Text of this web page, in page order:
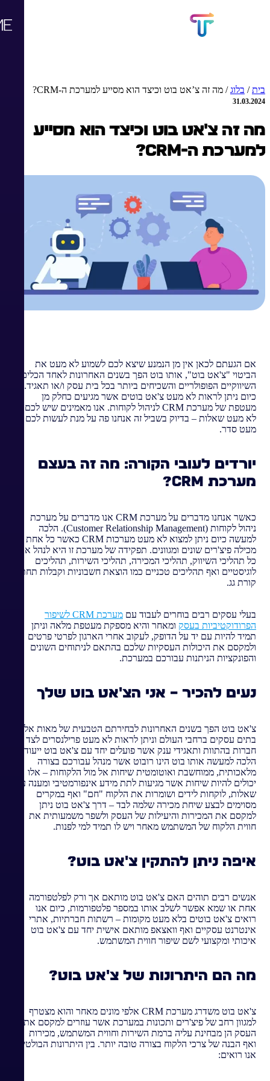
בית/ בלוג/ מה זה צ’אט בוט וכיצד הוא מסייע למערכת ה-CRM?
31.03.2024
מה זה צ'אט בוט וכיצד הוא מסייע
למערכת ה-CRM?
אם הגעתם לכאן אין מן הנמנע שיצא לכם לשמוע לא מעט את
הביטוי "צ'אט בוט", אותו בוט הפך בשנים האחרונות לאחד הכלים
השיווקיים הפופולריים והשכיחים ביותר בכל בית עסק ו/או תאגיד.
כיום ניתן לראות לא מעט צ'אט בוטים אשר מגיעים כחלק מן
מעטפת של מערכת CRM לניהול לקוחות. אנו מאמינים שיש לכם
לא מעט שאלות – בדיוק בשביל זה אנחנו פה על מנת לעשות לכם
מעט סדר.
יורדים לעובי הקורה: מה זה בעצם
מערכת CRM
?
כאשר אנחנו מדברים על מערכת CRM אנו מדברים על מערכת
ניהול לקוחות (Customer Relationship Management). הלכה
למעשה כיום ניתן למצוא לא מעט מערכות CRM כאשר כל אחת מן
מכילה פיצ'רים שונים ומגוונים. תפקידה של מערכת זו היא לנהל את
כל תהליכי השיווק, תהליכי המכירה, תהליכי השירות, תהליכים
לוגיסטיים ואף תהליכים טכניים כמו הוצאת חשבוניות וקבלות תחת
קורת גג.
בעלי עסקים רבים בוחרים לעבוד עם
מערכת CRM לשיפור
הפרודוקטיביות בעסק ומאחר והיא מספקת מעטפת מלאה וניתן
תמיד להיות עם יד על הדופק, לעקוב אחרי הארגון לפרטי פרטים
ולמקסם את היכולות העסקיות שלכם בהתאם לניתוחים השונים
והפונקציות הניתנות עבורכם במערכת.
נעים להכיר – אני הצ'אט בוט שלך
צ'אט בוט הפך בשנים האחרונות לבחירתם הטבעית של מאות אלפי
בתים עסקים ברחבי העולם וניתן לראות לא מעט פרילנסרים לצד
חברות בהתוות ותאגידי ענק אשר פועלים יחד עם צ'אט בוט ייעודי.
הלכה למעשה אותו בוט הינו רובוט אשר מנהל עבורכם בצורה
מלאכותית, ממוחשבת ואוטומטית שיחות אל מול הלקוחות – אלו
יכולים להיות שיחות אשר מגיעות לתת מידע אינפורמטיבי ומענה על
שאלות, לוקחות לידים ושומרות את הלקוח "חם" ואף במקרים
מסוימים לבצע שיחת מכירה שלמה לבד – דרך צ'אט בוט ניתן
למקסם את המכירות והיעילות של העסק ולשפר משמעותית את
חווית הלקוח של המשתמש מאחר ויש לו תמיד למי לפנות.
איפה ניתן להתקין צ'אט בוט?
אנשים רבים תוהים האם צ'אט בוט מותאם אך ורק לפלטפורמה
אחת או שמא אפשר לשלב אותו במספר פלטפורמות, כיום אנו
רואים צ'אט בוטים בלא מעט מקומות – רשתות חברתיות, אתרי
אינטרנט עסקיים ואף וואצאפ מותאם אישית יחד עם צ'אט בוט
איכותי ומקצועי לשם שיפור חווית המשתמש.
מה הם היתרונות של צ'אט בוט?
צ'אט בוט משדרג מערכת CRM אלפי מונים מאחר והוא מצטרף
למגוון רחב של פיצ'רים ותכונות במערכת אשר עוזרים למקסם את
העסק הן מבחינת עליה ברמת השירות וחווית המשתמש, מכירות
ואף הבנה של צרכי הלקוח בצורה טובה יותר. בין היתרונות הבולטים
אנו רואים: